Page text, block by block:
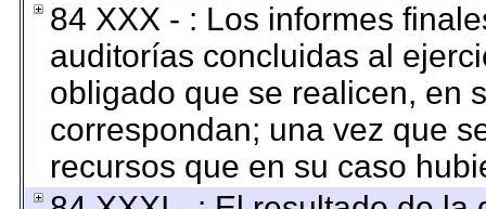
84 XXX - : Los informes
auditorías concluidas al
obligado que se realicen, en
correspondan; una vez que
recursos que en su caso